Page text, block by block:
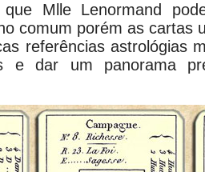
Mlle Lenormand
comum porém as cartas
referências astrológias
e dar um panorama